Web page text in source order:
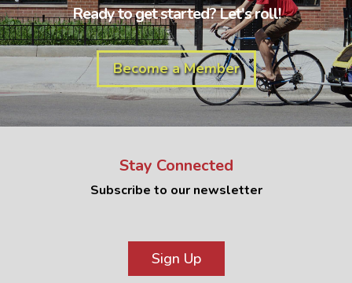
Ready to get started? Let's roll!
Become a Member
Stay Connected
Subscribe to our newsletter
Sign Up